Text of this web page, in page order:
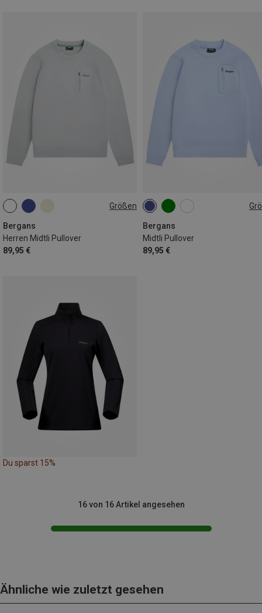
Größen
Bergans
Herren Midtli Pullover
89,95 €
S M
Bergans
Midtli Pullover
89,95 €
XS S
Du sparst 15%
16 von 16 Artikel angesehen
Ähnliche wie zuletzt gesehen